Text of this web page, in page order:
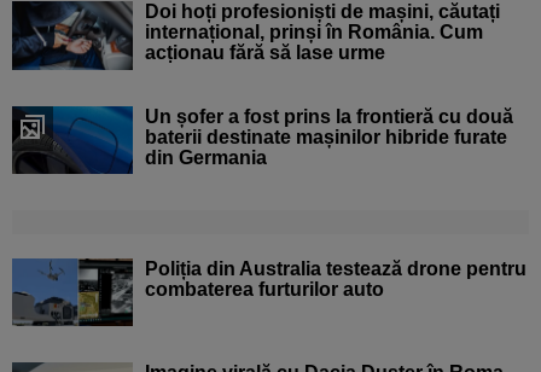
Doi hoți profesioniști de mașini, căutați
internațional, prinși în România. Cum
acționau fără să lase urme
Un șofer a fost prins la frontieră cu două
baterii destinate mașinilor hibride furate
din Germania
Poliția din Australia testează drone pentru
combaterea furturilor auto